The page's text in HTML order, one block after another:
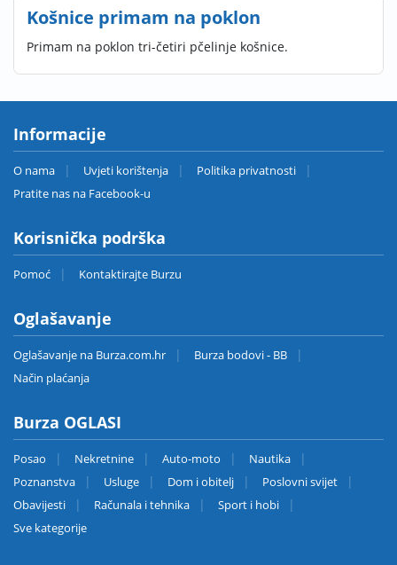
Košnice primam na poklon
Primam na poklon tri-četiri pčelinje košnice.
Informacije
O nama Uvjeti korištenja
Politika privatnosti
Pratite nas na Facebook-u
Korisnička podrška
Pomoć Kontaktirajte Burzu
Oglašavanje
Oglašavanje na Burza.com.hr
Burza bodovi - BB
Način plaćanja
Burza OGLASI
Posao Nekretnine Auto-moto
Nautika
Poznanstva
Usluge Dom i obitelj
Poslovni svijet
Obavijesti
Računala i tehnika
Sport i hobi
Sve kategorije